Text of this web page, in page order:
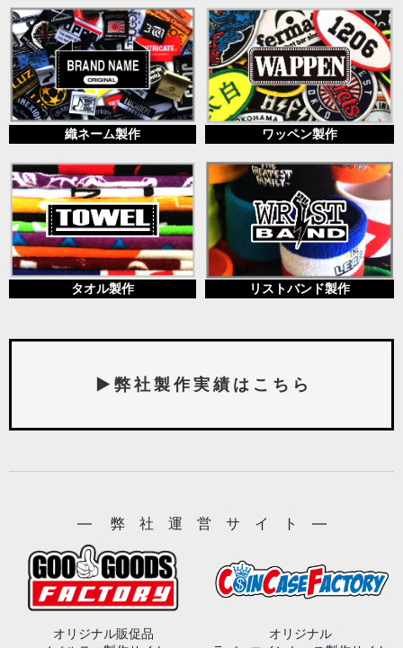
織ネーム製作 ワッペン製作
タオル製作 リストバンド製作
▶ 弊 社 製 作 実 績 は こ ち ら
― 弊 社 運 営 サ イ ト ―
オリジナル販促品
オリジナル